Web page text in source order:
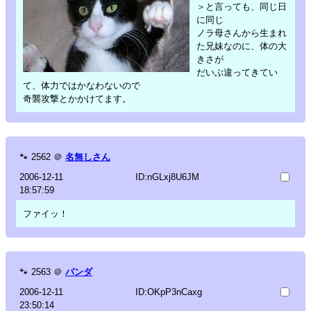
＞と言っても、同じ日
に同じ
ノラ母さんから生まれ
た兄妹なのに、体の大
きさが
だいぶ違ってきてい
て、体力ではかなわないので
奇襲攻撃とかかけてます。
🐾 2562 ＠ 名無しさん
2006-12-11
18:57:59
ID:nGLxj8U6JM
ファイッ！
🐾 2563 ＠ パンダ
2006-12-11
23:50:14
ID:OKpP3nCaxg